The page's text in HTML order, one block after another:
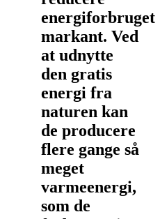
energiforbruget
markant. Ved
at udnytte
den gratis
energi fra
naturen kan
de producere
flere gange så
meget
varmeenergi,
som de